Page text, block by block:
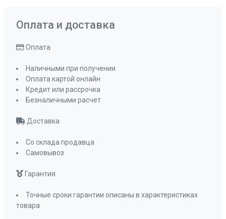
Нижний нагрев с конвекцией
Традиционный нагрев с конвекцией
Режим ECO
Съемная дверца духового шкафа
Съемное внутреннее стекло
Оплата и доставка
Оплата
Наличными при получении
Оплата картой онлайн
Кредит или рассрочка
Безналичными расчет
Доставка
Со склада продавца
Самовывоз
Гарантия
Точные сроки гарантии описаны в характеристиках
товара